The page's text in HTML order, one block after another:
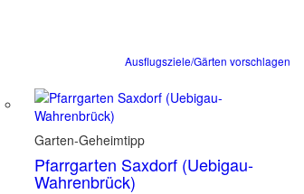
Ausflugsziele/Gärten vorschlagen
Garten-Geheimtipp
Pfarrgarten Saxdorf (Uebigau-
Wahrenbrück)